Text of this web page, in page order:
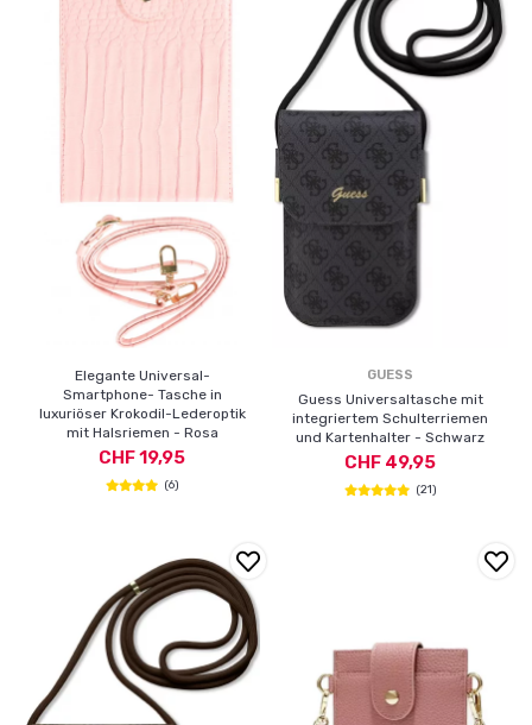
Elegante Universal-
Smartphone- Tasche in
luxuriöser Krokodil-Lederoptik
mit Halsriemen - Rosa
CHF 19,95
(6)
GUESS
Guess Universaltasche mit
integriertem Schulterriemen
und Kartenhalter - Schwarz
CHF 49,95
(21)